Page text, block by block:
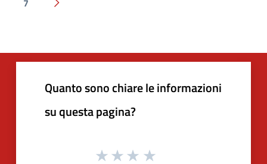
7 Pagina successiva
Quanto sono chiare le informazioni
su questa pagina?